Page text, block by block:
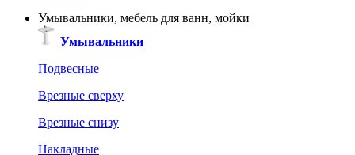
Умывальники, мебель для ванн, мойки
Умывальники
Подвесные
Врезные сверху
Врезные снизу
Накладные